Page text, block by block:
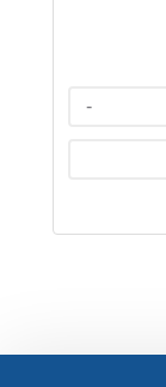
-